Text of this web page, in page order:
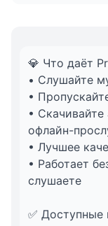
💎 Что даёт
• Слушайте
•
•
офлайн-
• Лучшее
• Работает
слушаете
✅ Доступные